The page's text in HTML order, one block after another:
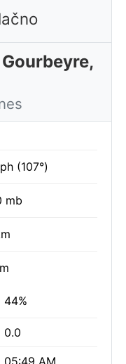
(107°)
mb
44%
0.0
05:49 AM